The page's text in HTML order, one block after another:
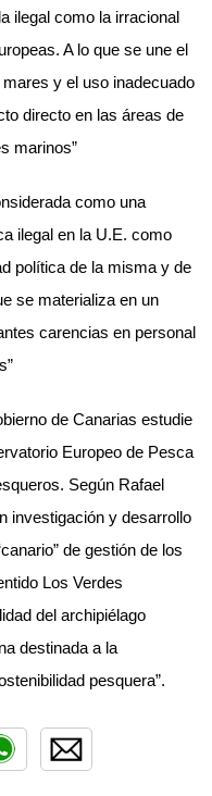
ilegal como la irracional
A lo que se une el
y el uso inadecuado
directo en las áreas de
marinos”
como una
ilegal en la U.E. como
política de la misma y de
se materializa en un
carencias en personal
de Canarias estudie
Europeo de Pesca
Según Rafael
investigación y desarrollo
de gestión de los
Los Verdes
del archipiélago
destinada a la
pesquera”.